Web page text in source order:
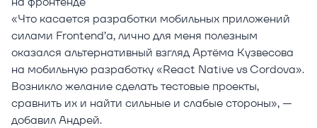
«Что касается разработки мобильных приложений
силами Frontend’a, лично для меня полезным
оказался альтернативный взгляд Артёма Кузвесова
на мобильную разработку «React Native vs Cordova».
Возникло желание сделать тестовые проекты,
сравнить их и найти сильные и слабые стороны», —
добавил Андрей.